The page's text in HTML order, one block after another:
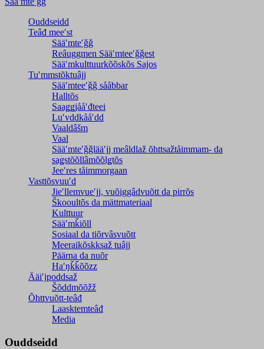
Ouddseidd
Teâđ meeʹst
Sääʹmteʹǧǧ
Reâuggmen Sääʹmteeʹǧǧest
Sääʹmkulttuurkõõskõs Sajos
Tuʹmmstõktuâjj
Sääʹmteeʹǧǧ sååbbar
Halltõs
Saaǥǥjååʹđteei
Luʹvddkååʹdd
Vaaldâšm
Vaal
Sääʹmteʹǧǧlääʹjj meâldlaž õhttsažtåimmam- da
saǥstõõllâmõõlǥtõs
Jeeʹres tåimmorgaan
Vasttõsvuuʹd
Jieʹllemvueʹjj, vuõiggâdvuõtt da pirrõs
Škooultõs da mättmateriaal
Kulttuur
Sääʹmǩiõll
Sosiaal da tiõrvâsvuõtt
Meeraikõskksaž tuâjj
Päärna da nuõr
Haʹŋǩǩõõzz
Ääiʹjpoddsaž
Šõddmõõžž
Õhttvuõtt-teâđ
Laasktemteâđ
Media
Ouddseidd